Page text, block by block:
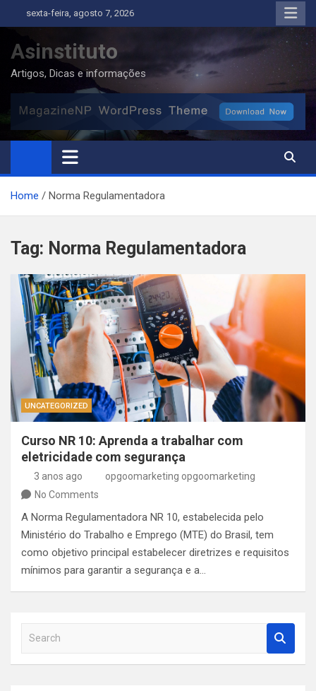
to
content
sexta-feira, agosto 7, 2026
Asinstituto
Artigos, Dicas e informações
Home Norma Regulamentadora
Tag: Norma Regulamentadora
UNCATEGORIZED
Curso NR 10: Aprenda a trabalhar com
eletricidade com segurança
3 anos ago
opgoomarketing opgoomarketing
No Comments
A Norma Regulamentadora NR 10, estabelecida pelo
Ministério do Trabalho e Emprego (MTE) do Brasil, tem
como objetivo principal estabelecer diretrizes e requisitos
mínimos para garantir a segurança e a…
a